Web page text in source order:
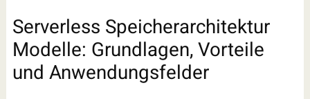
Serverless Speicherarchitektur
Modelle: Grundlagen, Vorteile
und Anwendungsfelder